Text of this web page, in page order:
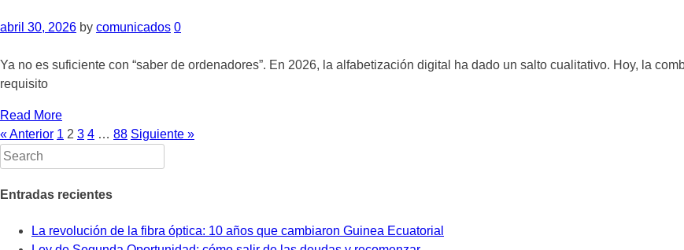
abril 30, 2026 by comunicados 0
Ya no es suficiente con “saber de ordenadores”. En 2026, la alfabetización digital ha dado un salto cualitativo. Hoy, la
requisito
Read More
« Anterior 1 2 3 4 … 88 Siguiente »
Entradas recientes
La revolución de la fibra óptica: 10 años que cambiaron Guinea Ecuatorial